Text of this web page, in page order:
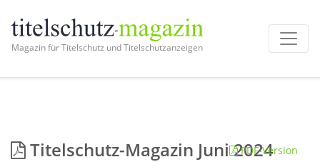
Magazin für Titelschutz und Titelschutzanzeigen
Titelschutz-Magazin Juni 2024
PDF-Version